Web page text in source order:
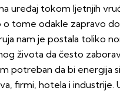
uređaj tokom ljetnjih
o tome odakle zapravo
nam je postala toliko
života da često
potreban da bi energija
firmi, hotela i industrije.